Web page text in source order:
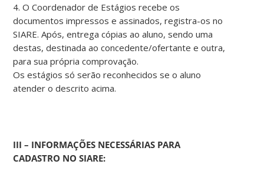
4. O Coordenador de Estágios recebe os
documentos impressos e assinados, registra-os no
SIARE. Após, entrega cópias ao aluno, sendo uma
destas, destinada ao concedente/ofertante e outra,
para sua própria comprovação.
Os estágios só serão reconhecidos se o aluno
atender o descrito acima.
III – INFORMAÇÕES NECESSÁRIAS PARA
CADASTRO NO SIARE: